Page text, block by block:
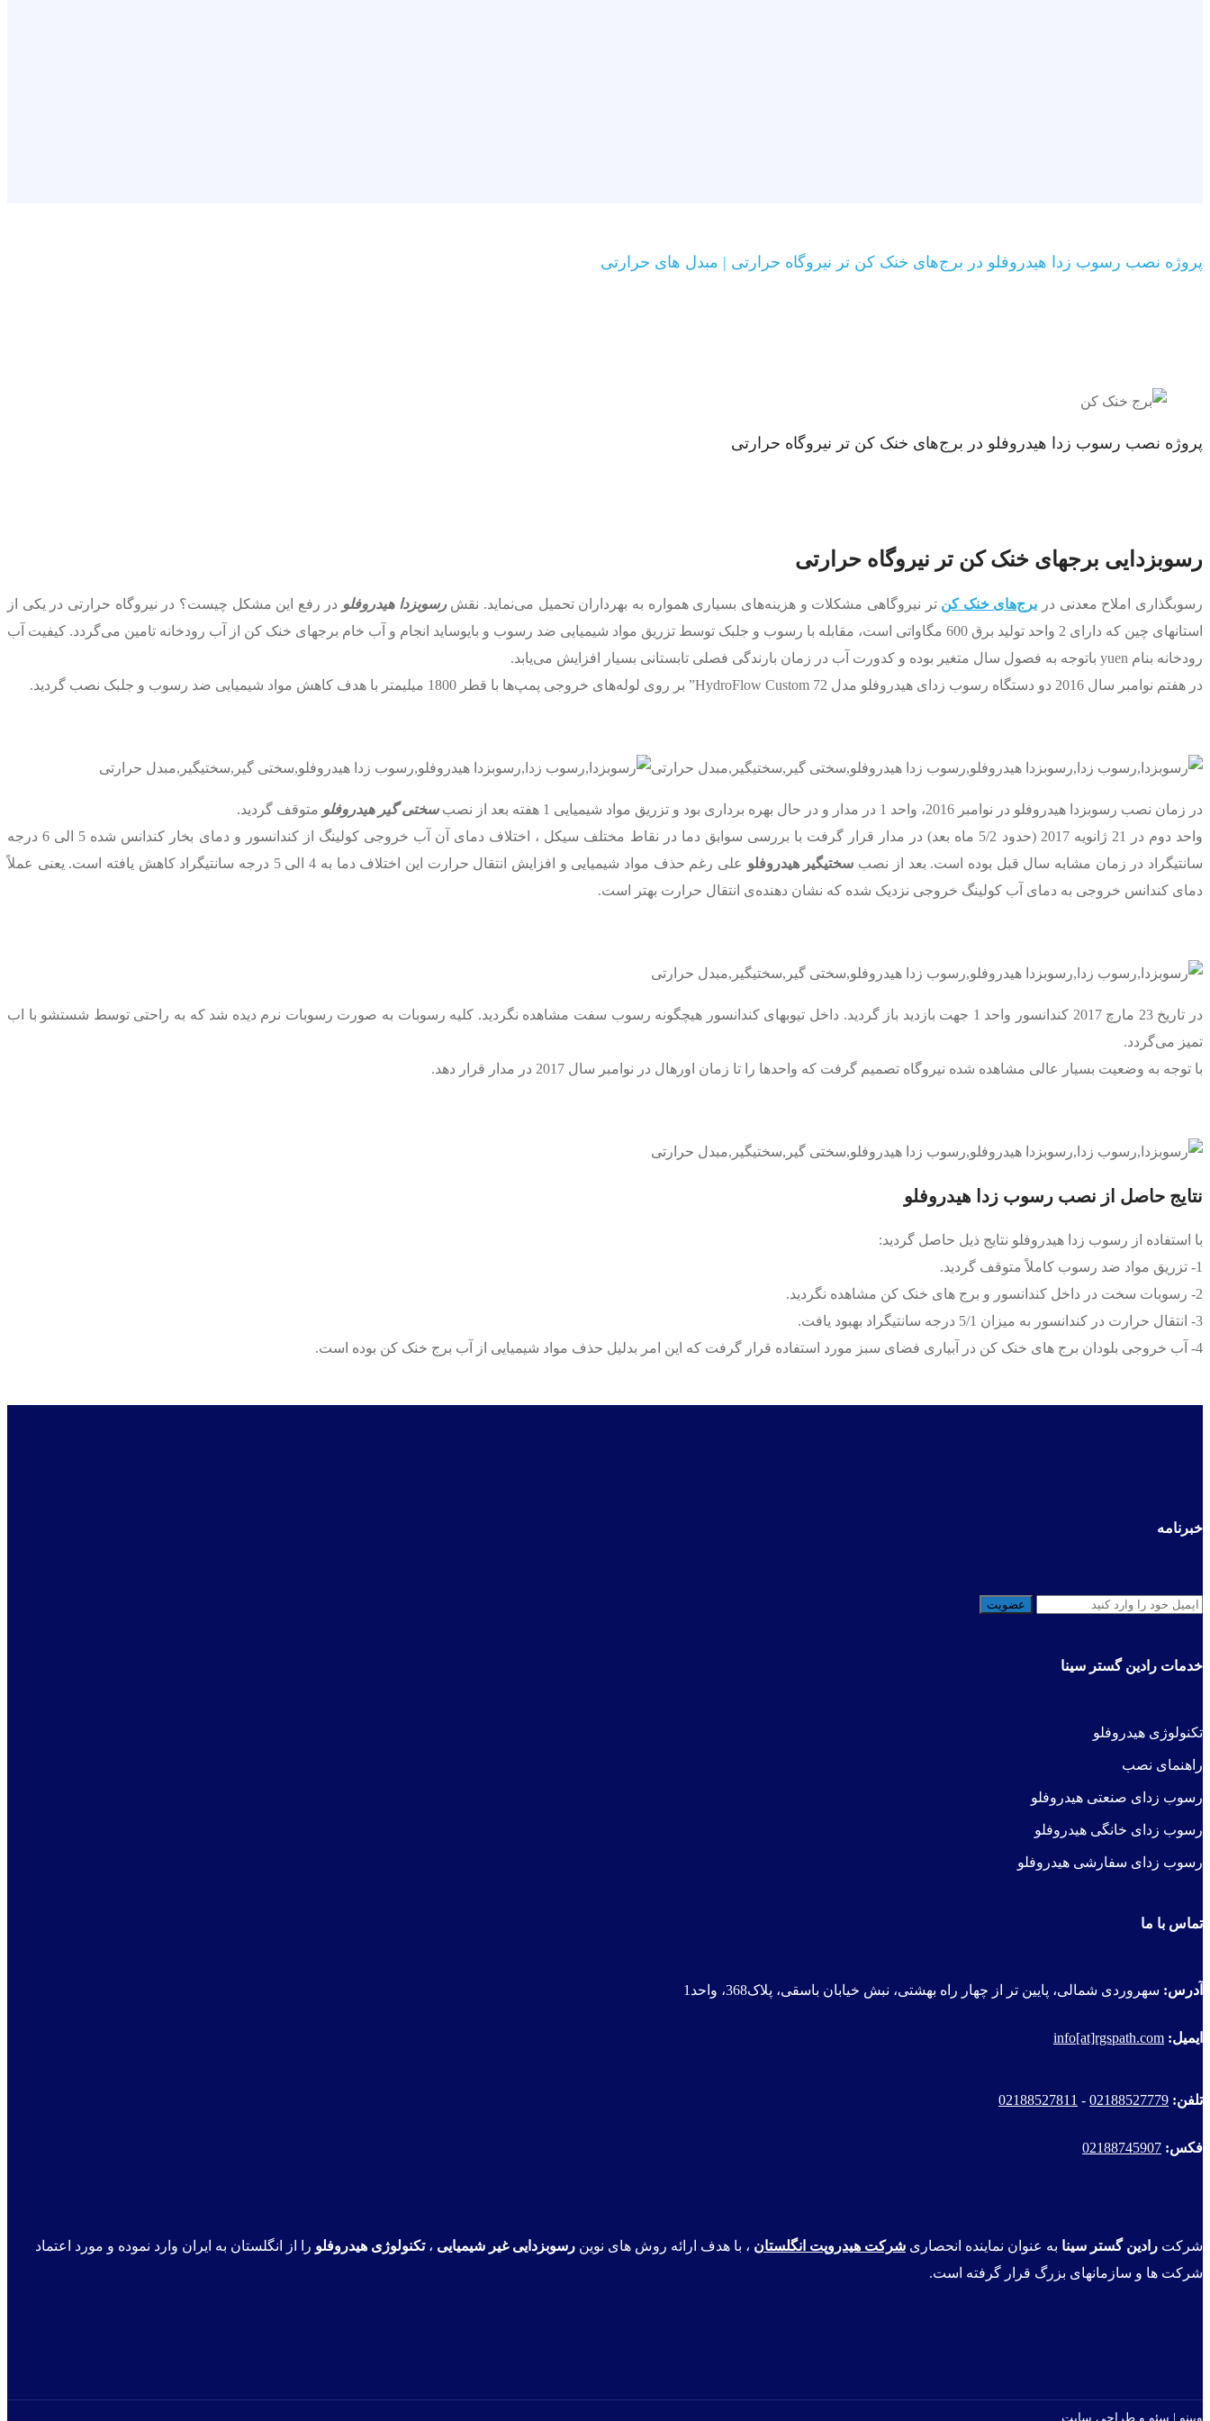
پروژه نصب رسوب زدا هیدروفلو در برج‌های خنک کن تر نیروگاه حرارتی | مبدل های حرارتی
پروژه نصب رسوب زدا هیدروفلو در برج‌های خنک کن تر نیروگاه حرارتی
رسوبزدایی برجهای خنک کن تر نیروگاه حرارتی
رسوبگذاری املاح معدنی در برج‌های خنک کن تر نیروگاهی مشکلات و هزینه‌های بسیاری همواره به بهرداران تحمیل می‌نماید. نقشرسوبزدا هیدروفلو در رفع این مشکل چیست؟ در نیروگاه حرارتی در یکی از
استانهای چین که دارای 2 واحد تولید برق 600 مگاواتی است، مقابله با رسوب و جلبک توسط تزریق مواد شیمیایی ضد رسوب و بایوساید انجام و آب خام برجهای خنک کن از آب رودخانه تامین می‌گردد. کیفیت آب
رودخانه بنام yuen باتوجه به فصول سال متغیر بوده و کدورت آب در زمان بارندگی فصلی تابستانی بسیار افزایش می‌یابد.
در هفتم نوامبر سال 2016 دو دستگاه رسوب زدای هیدروفلو مدل HydroFlow Custom 72” بر روی لوله‌های خروجی پمپ‌ها با قطر 1800 میلیمتر با هدف کاهش مواد شیمیایی ضد رسوب و جلبک نصب گردید.
در زمان نصب رسوبزدا هیدروفلو در نوامبر 2016، واحد 1 در مدار و در حال بهره برداری بود و تزریق مواد شیمیایی 1 هفته بعد از نصب سختی گیر هیدروفلو متوقف گردید.
واحد دوم در 21 ژانویه 2017 (حدود 5/2 ماه بعد) در مدار قرار گرفت با بررسی سوابق دما در نقاط مختلف سیکل ، اختلاف دمای آن آب خروجی کولینگ از کندانسور و دمای بخار کندانس شده 5 الی 6 درجه
سانتیگراد در زمان مشابه سال قبل بوده است. بعد از نصب سختیگیر هیدروفلو
علی رغم حذف مواد شیمیایی و افزایش انتقال حرارت این اختلاف دما به 4 الی 5 درجه سانتیگراد کاهش یافته است. یعنی عملاً
دمای کندانس خروجی به دمای آب کولینگ خروجی نزدیک شده که نشان دهنده‌ی انتقال حرارت بهتر است.
در تاریخ 23 مارچ 2017 کندانسور واحد 1 جهت بازدید باز گردید. داخل تیوبهای کندانسور هیچگونه رسوب سفت مشاهده نگردید. کلیه رسوبات به صورت رسوبات نرم دیده شد که به راحتی توسط شستشو با اب
تمیز می‌گردد.
با توجه به وضعیت بسیار عالی مشاهده شده نیروگاه تصمیم گرفت که واحدها را تا زمان اورهال در نوامبر سال 2017 در مدار قرار دهد.
نتایج حاصل از نصب رسوب زدا هیدروفلو
با استفاده از رسوب زدا هیدروفلو نتایج ذیل حاصل گردید:
1- تزریق مواد ضد رسوب کاملاً متوقف گردید.
2- رسوبات سخت در داخل کندانسور و برج های خنک کن مشاهده نگردید.
3- انتقال حرارت در کندانسور به میزان 5/1 درجه سانتیگراد بهبود یافت.
4- آب خروجی بلودان برج های خنک کن در آبیاری فضای سبز مورد استفاده قرار گرفت که این امر بدلیل حذف مواد شیمیایی از آب برج خنک کن بوده است.
خبرنامه
خدمات رادین گستر سینا
تکنولوژی هیدروفلو
راهنمای نصب
رسوب زدای صنعتی هیدروفلو
رسوب زدای خانگی هیدروفلو
رسوب زدای سفارشی هیدروفلو
تماس با ما
آدرس: سهروردی شمالی، پایین تر از چهار راه بهشتی، نبش خیابان باسقی، پلاک368، واحد1
ایمیل: info[at]rgspath.com
تلفن: 02188527779
-
02188527811
فکس: 02188745907
شرکت رادین گستر سینا به عنوان نماینده انحصاری شرکت هیدروپت انگلستان ، با هدف ارائه روش های نوین رسوبزدایی غیر شیمیایی ،تکنولوژی هیدروفلو را از انگلستان به ایران وارد نموده و مورد اعتماد
شرکت ها و سازمانهای بزرگ قرار گرفته است.
وبینو | سئو و طراحی سایت